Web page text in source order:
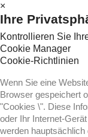
×
Ihre
Kontrollieren Sie
Cookie Manager
Cookie-Richtlinien
Wenn Sie eine
Browser gespeichert
"Cookies \". Diese
oder Ihr Internet-
werden